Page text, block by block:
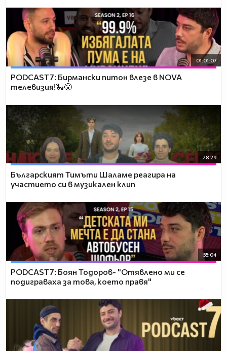
01:01:07
PODCAST7: Бирмански питон влезе в NOVA
телевизия!🐍😮
28:29
Българският Тимъти Шаламе реагира на
участието си в музикален клип
55:04
PODCAST7: ‪Боян Тодоров- "Отявлено ми се
подиграваха за това, което правя"